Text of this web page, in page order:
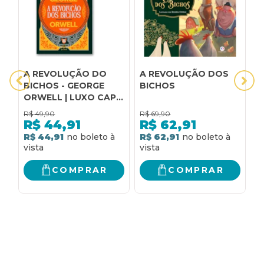
A REVOLUÇÃO DO
BICHOS - GEORGE
ORWELL | LUXO CAPA
DURA
R$ 49,90
R$ 44,91
R$ 44,91
COMPRAR
A REVOLUÇÃO DOS
BICHOS
R$ 69,90
R$ 62,91
R$ 62,91
COMPRAR